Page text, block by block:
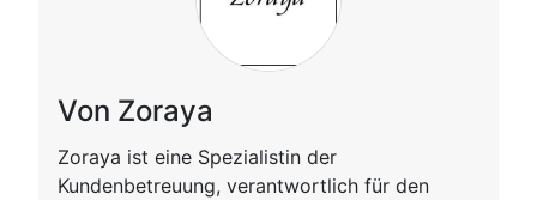
Von Zoraya
Zoraya ist eine Spezialistin der
Kundenbetreuung, verantwortlich für den